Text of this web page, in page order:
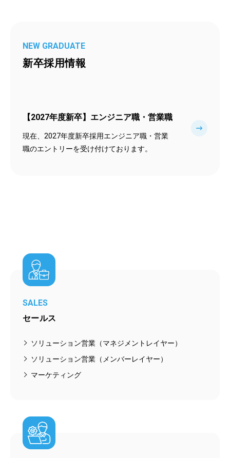
NEW GRADUATE
新卒採用情報
【2027年度新卒】エンジニア職・営業職
現在、2027年度新卒採用エンジニア職・営業
職のエントリーを受け付けております。
SALES
セールス
ソリューション営業（マネジメントレイヤー）
ソリューション営業（メンバーレイヤー）
マーケティング